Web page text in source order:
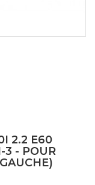
2.2 E60
3 - POUR